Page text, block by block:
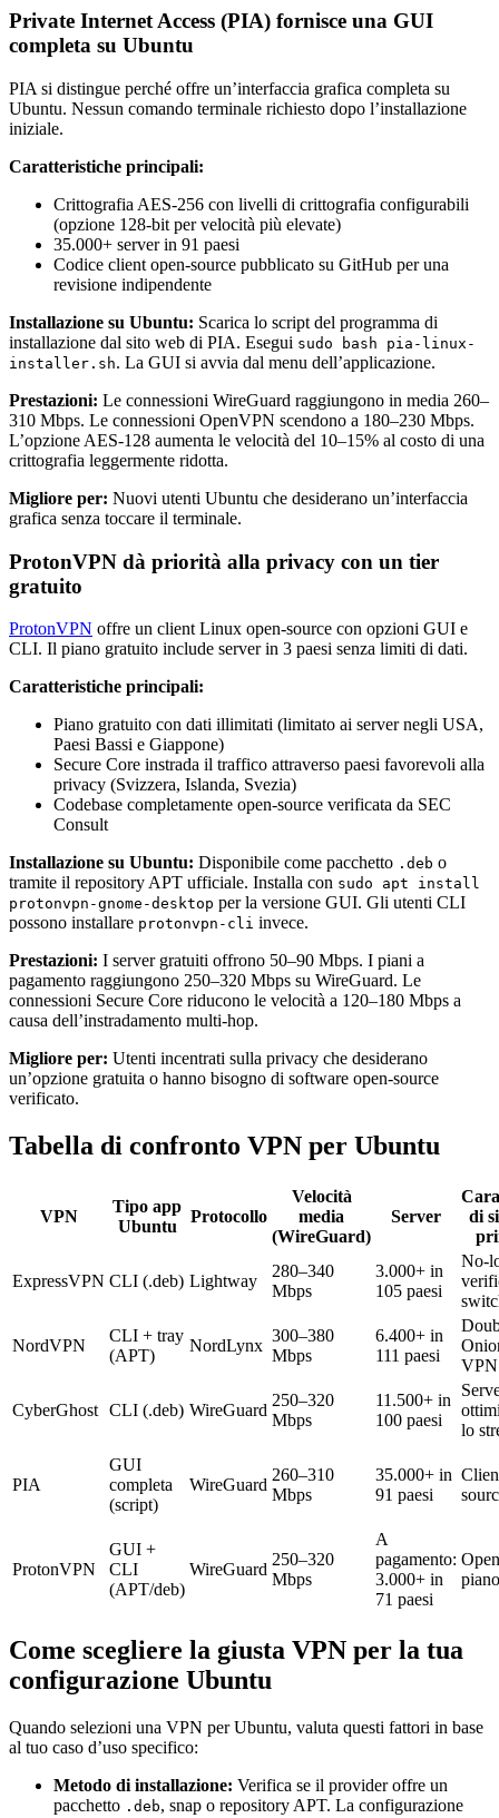
Private Internet Access (PIA) fornisce una GUI
completa su Ubuntu
PIA si distingue perché offre un’interfaccia grafica completa su
Ubuntu. Nessun comando terminale richiesto dopo l’installazione
iniziale.
Caratteristiche principali:
Crittografia AES-256 con livelli di crittografia configurabili
(opzione 128-bit per velocità più elevate)
35.000+ server in 91 paesi
Codice client open-source pubblicato su GitHub per una
revisione indipendente
Installazione su Ubuntu: Scarica lo script del programma di
installazione dal sito web di PIA. Esegui sudo bash pia-linux-
installer.sh. La GUI si avvia dal menu dell’applicazione.
Prestazioni: Le connessioni WireGuard raggiungono in media 260–
310 Mbps. Le connessioni OpenVPN scendono a 180–230 Mbps.
L’opzione AES-128 aumenta le velocità del 10–15% al costo di una
crittografia leggermente ridotta.
Migliore per: Nuovi utenti Ubuntu che desiderano un’interfaccia
grafica senza toccare il terminale.
ProtonVPN dà priorità alla privacy con un tier
gratuito
ProtonVPN offre un client Linux open-source con opzioni GUI e
CLI. Il piano gratuito include server in 3 paesi senza limiti di dati.
Caratteristiche principali:
Piano gratuito con dati illimitati (limitato ai server negli USA,
Paesi Bassi e Giappone)
Secure Core instrada il traffico attraverso paesi favorevoli alla
privacy (Svizzera, Islanda, Svezia)
Codebase completamente open-source verificata da SEC
Consult
Installazione su Ubuntu: Disponibile come pacchetto .deb o
tramite il repository APT ufficiale. Installa con sudo apt install
protonvpn-gnome-desktop per la versione GUI. Gli utenti CLI
possono installare protonvpn-cli invece.
Prestazioni: I server gratuiti offrono 50–90 Mbps. I piani a
pagamento raggiungono 250–320 Mbps su WireGuard. Le
connessioni Secure Core riducono le velocità a 120–180 Mbps a
causa dell’instradamento multi-hop.
Migliore per: Utenti incentrati sulla privacy che desiderano
un’opzione gratuita o hanno bisogno di software open-source
verificato.
Tabella di confronto VPN per Ubuntu
VPN
Tipo app
Ubuntu
Protocollo
Velocità
media
(WireGuard)
Server
di
ExpressVPN CLI (.deb) Lightway
280–340
Mbps
3.000+ in
105 paesi
No-
NordVPN
CLI + tray
(APT)
NordLynx
300–380
Mbps
6.400+ in
111 paesi
VPN
CyberGhost CLI (.deb) WireGuard
250–320
Mbps
11.500+ in
100 paesi
lo
PIA
GUI
completa
(script)
WireGuard
260–310
Mbps
35.000+ in
91 paesi
ProtonVPN
GUI +
CLI
(APT/deb)
WireGuard
250–320
Mbps
A
pagamento:
3.000+ in
71 paesi
Come scegliere la giusta VPN per la tua
configurazione Ubuntu
Quando selezioni una VPN per Ubuntu, valuta questi fattori in base
al tuo caso d’uso specifico:
Metodo di installazione: Verifica se il provider offre un
pacchetto .deb, snap o repository APT. La configurazione